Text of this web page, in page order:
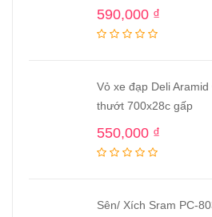
590,000 ₫
Vỏ xe đạp Deli
thướt 700x28c gấp
550,000 ₫
Sên/ Xích Sram PC-